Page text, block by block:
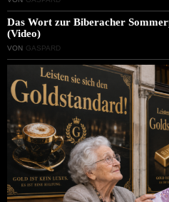
Das Wort zur Biberacher
(Video)
VON GASPARD